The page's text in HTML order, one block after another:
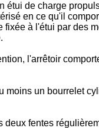
étui de charge
en ce qu'il
à l'étui par des
l'arrêtoir
moins un bourrelet
deux fentes